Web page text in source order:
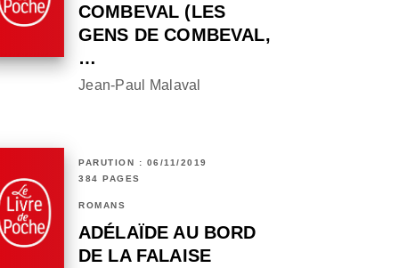
COMBEVAL (LES
GENS DE COMBEVAL,
…
Jean-Paul Malaval
PARUTION : 06/11/2019
384 PAGES
ROMANS
ADÉLAÏDE AU BORD
DE LA FALAISE